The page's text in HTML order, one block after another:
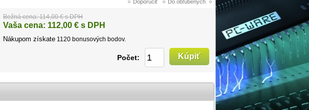
Bežná cena: 114,00 € s DPH
Vaša cena: 112,00 € s DPH
Nákupom získate 1120 bonusových bodov.
Počet: